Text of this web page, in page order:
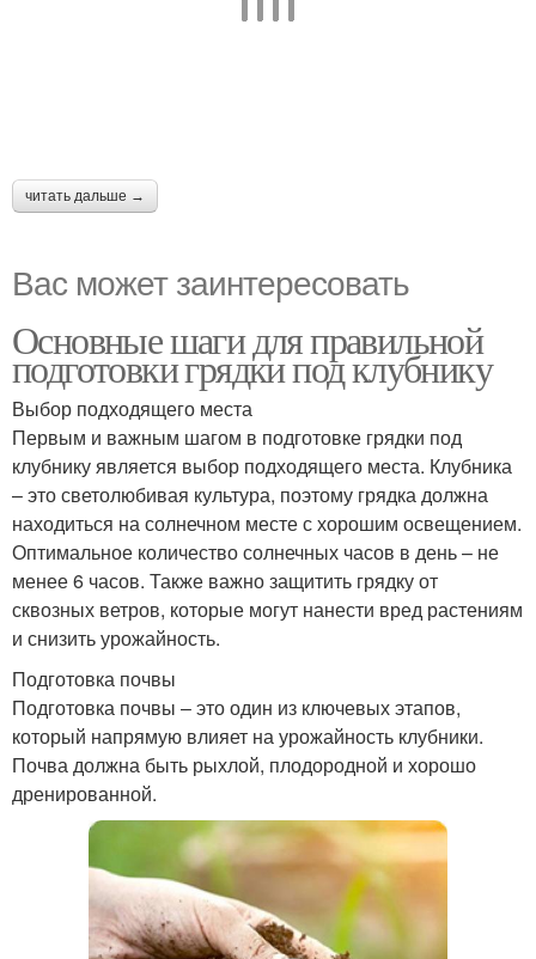
читать дальше →
Вас может заинтересовать
Основные шаги для правильной
подготовки грядки под клубнику
Выбор подходящего места
Первым и важным шагом в подготовке грядки под
клубнику является выбор подходящего места. Клубника
– это светолюбивая культура, поэтому грядка должна
находиться на солнечном месте с хорошим освещением.
Оптимальное количество солнечных часов в день – не
менее 6 часов. Также важно защитить грядку от
сквозных ветров, которые могут нанести вред растениям
и снизить урожайность.
Подготовка почвы
Подготовка почвы – это один из ключевых этапов,
который напрямую влияет на урожайность клубники.
Почва должна быть рыхлой, плодородной и хорошо
дренированной.